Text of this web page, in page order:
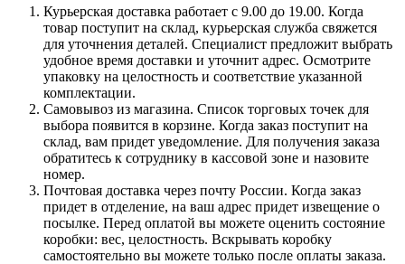
Курьерская доставка работает с 9.00 до 19.00. Когда
товар поступит на склад, курьерская служба свяжется
для уточнения деталей. Специалист предложит выбрать
удобное время доставки и уточнит адрес. Осмотрите
упаковку на целостность и соответствие указанной
комплектации.
Самовывоз из магазина. Список торговых точек для
выбора появится в корзине. Когда заказ поступит на
склад, вам придет уведомление. Для получения заказа
обратитесь к сотруднику в кассовой зоне и назовите
номер.
Почтовая доставка через почту России. Когда заказ
придет в отделение, на ваш адрес придет извещение о
посылке. Перед оплатой вы можете оценить состояние
коробки: вес, целостность. Вскрывать коробку
самостоятельно вы можете только после оплаты заказа.